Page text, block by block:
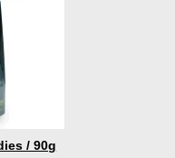
/ 90g